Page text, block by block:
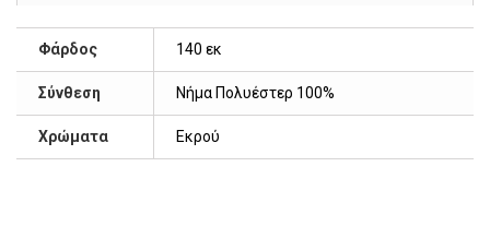
Φάρδος 140 εκ
Σύνθεση Νήμα Πολυέστερ 100%
Χρώματα Εκρού